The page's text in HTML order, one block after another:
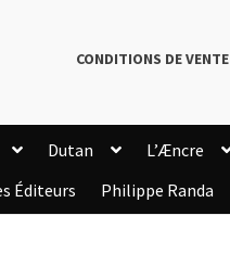
CONDITIONS DE VENTE
Dutan L’Æncre
Éditeurs Philippe Randa